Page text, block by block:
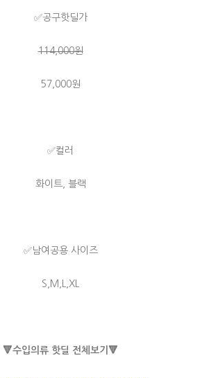
✅공구핫딜가
114,000원
57,000원
✅컬러
화이트, 블랙
✅남여공용 사이즈
S,M,L,XL
🔻수입의류 핫딜 전체보기 🔻